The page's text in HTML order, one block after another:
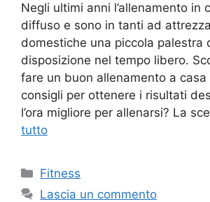
Negli ultimi anni l’allenamento in
diffuso e sono in tanti ad
domestiche una piccola palestra
disposizione nel tempo libero.
fare un buon allenamento a
consigli per ottenere i risultati
l’ora migliore per allenarsi? La
tutto
Fitness
Lascia un commento